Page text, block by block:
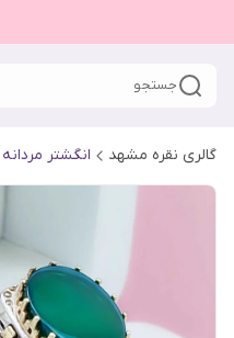
جستجو
گالری نقره مشهد انگشتر مردانه